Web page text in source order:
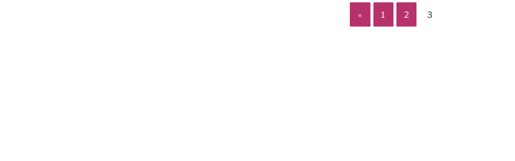
« 1 2 3